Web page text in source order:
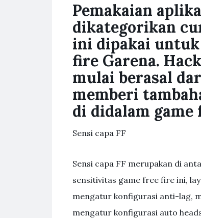
Pemakaian
dikategorikan
ini dipakai untuk
fire Garena.
mulai berasal
memberi
di didalam
Sensi capa FF
Sensi capa FF merupakan di
sensitivitas game free fire ini,
mengatur konfigurasi anti-lag,
mengatur konfigurasi auto